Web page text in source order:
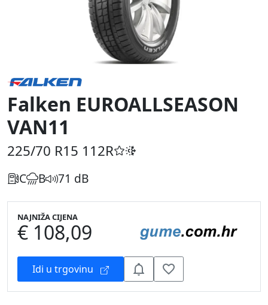
Falken EUROALLSEASON
VAN11
225/70 R15 112R
C B 71 dB
NAJNIŽA CIJENA
€ 108,09
Idi u trgovinu